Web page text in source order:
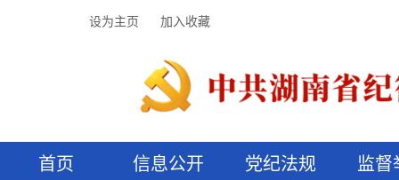
设为主页 加入收藏
首页 信息公开 党纪法规 监督